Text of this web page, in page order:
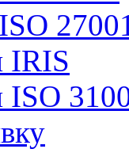
IRIS
ISO